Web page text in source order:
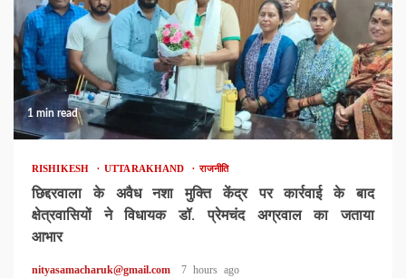
1 min read
RISHIKESH UTTARAKHAND राजनीति
छिद्दरवाला के अवैध नशा मुक्ति केंद्र पर कार्रवाई के बाद
क्षेत्रवासियों ने विधायक डॉ. प्रेमचंद अग्रवाल का जताया
आभार
nityasamacharuk@gmail.com 7 hours ago